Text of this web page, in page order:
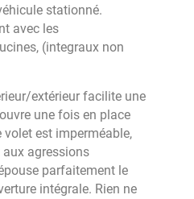
stationné.
avec les
(integraux non
extérieur facilite une
une fois en place
volet est imperméable,
agressions
parfaitement le
intégrale. Rien ne